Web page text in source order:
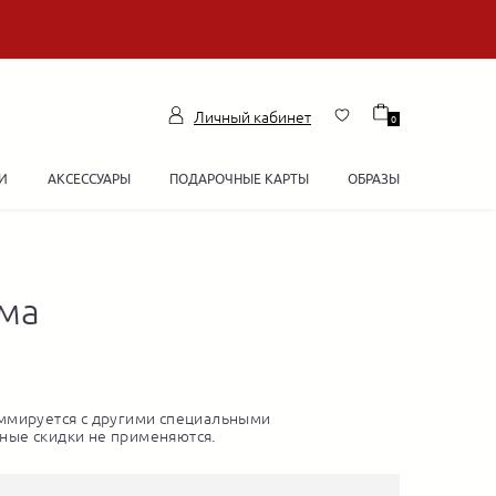
Личный кабинет 0
АКСЕССУАРЫ ПОДАРОЧНЫЕ КАРТЫ ОБРАЗЫ
с другими специальными
скидки не применяются.